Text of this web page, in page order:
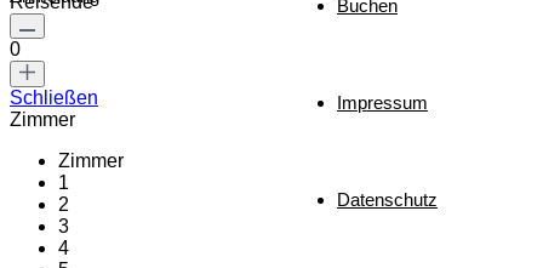
Buchen
Impressum
Datenschutz
0
Schließen
Zimmer
Zimmer
1
2
3
4